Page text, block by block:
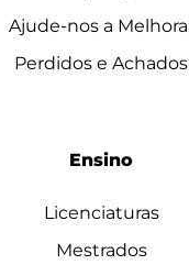
Ajude-nos a
Perdidos e Achados
Ensino
Licenciaturas
Mestrados